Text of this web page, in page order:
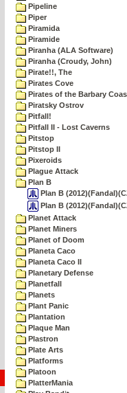
Pipeline
Piper
Piramida
Piramide
Piranha (ALA Software)
Piranha (Croudy, John)
Pirate!!, The
Pirates Cove
Pirates of the Barbary
Piratsky Ostrov
Pitfall!
Pitfall II - Lost Caverns
Pitstop
Pitstop II
Pixeroids
Plague Attack
Plan B
Plan B
Plan B
Planet Attack
Planet Miners
Planet of Doom
Planeta Caco
Planeta Caco II
Planetary Defense
Planetfall
Planets
Plant Panic
Plantation
Plaque Man
Plastron
Plate Arts
Platforms
Platoon
PlatterMania